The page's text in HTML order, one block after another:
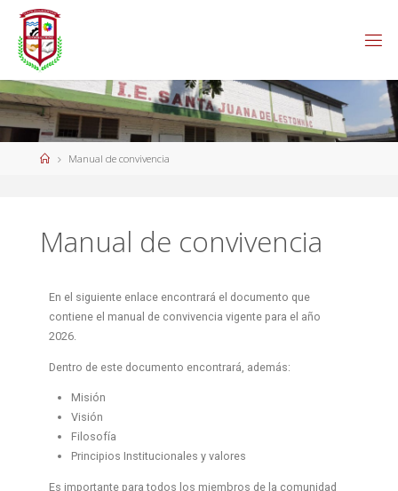
Manual de convivencia
Manual de convivencia
En el siguiente enlace encontrará el documento que
contiene el manual de convivencia vigente para el año
2026.
Dentro de este documento encontrará, además:
Misión
Visión
Filosofía
Principios Institucionales y valores
Es importante para todos los miembros de la comunidad